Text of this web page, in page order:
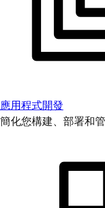
應用程式開發
簡化您構建、部署和